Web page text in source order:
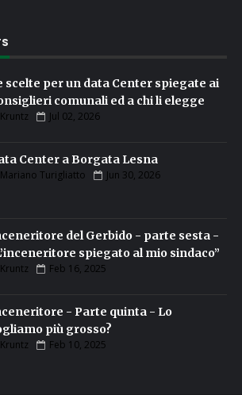
scelte per un data Center spiegate ai
comunali ed a chi li elegge
Kruntz Jul 02, 2026
Center a Borgata Lesna
Mariano Turigliatto Jun 30, 2026
del Gerbido - parte sesta -
spiegato al mio sindaco”
Kruntz Feb 16, 2025
- Parte quinta - Lo
più grosso?
Kruntz Feb 10, 2025